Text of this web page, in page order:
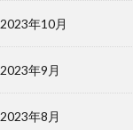
2023年10月
2023年9月
2023年8月